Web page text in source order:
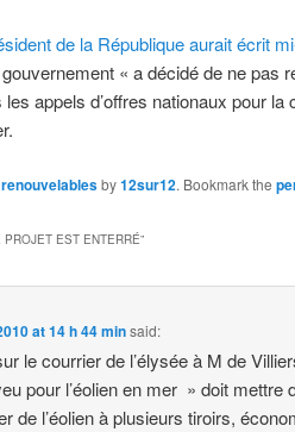
de la République aurait écrit
« a décidé de ne pas
appels d’offres nationaux pour la
by12sur12. Bookmark the
EST ENTERRÉ”
at 14 h 44 minsaid:
le courrier de l’élysée à M de
pour l’éolien en mer » doit mettre
de l’éolien à plusieurs tiroirs,